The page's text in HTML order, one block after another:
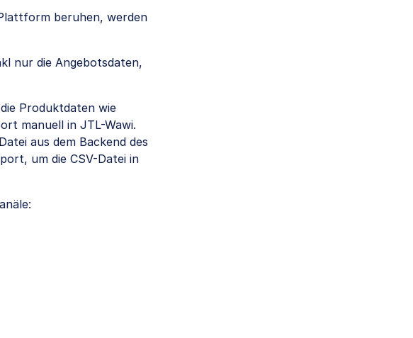
beruhen, werden
nur die Angebotsdaten,
Produktdaten wie
manuell in JTL-Wawi.
aus dem Backend des
um die CSV-Datei in